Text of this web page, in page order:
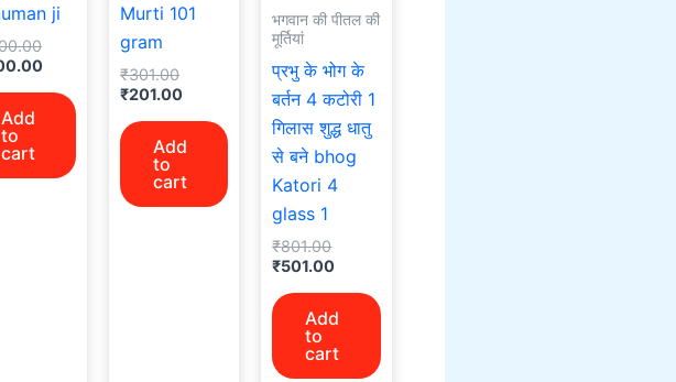
ji
Add
to
cart
Murti 101
gram
₹301.00
₹201.00
Add
to
cart
भगवान की पीतल की
मूर्तियां
प्रभु के भोग के
बर्तन 4 कटोरी 1
गिलास शुद्ध धातु
से बने bhog
Katori 4
glass 1
₹801.00
₹501.00
Add
to
cart